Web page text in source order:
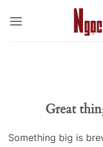
Great
Something big is